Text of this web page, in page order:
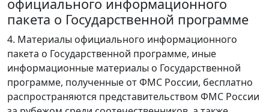
официального информационного
пакета о Государственной программе
4. Материалы официального информационного
пакета о Государственной программе, иные
информационные материалы о Государственной
программе, полученные от ФМС России, бесплатно
распространяются представительством ФМС России